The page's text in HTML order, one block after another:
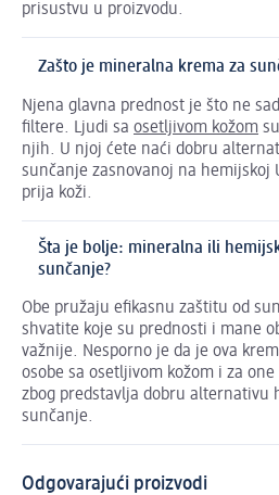
prisustvu u proizvodu.
Zašto je mineralna krema za
Njena glavna prednost je što ne
filtere. Ljudi sa osetljivom kožom
njih. U njoj ćete naći dobru
sunčanje zasnovanoj na hemijskoj
prija koži.
Šta je bolje: mineralna ili
sunčanje?
Obe pružaju efikasnu zaštitu od
shvatite koje su prednosti i mane
važnije. Nesporno je da je ova
osobe sa osetljivom kožom i za
zbog predstavlja dobru alternativu
sunčanje.
Odgovarajući proizvodi